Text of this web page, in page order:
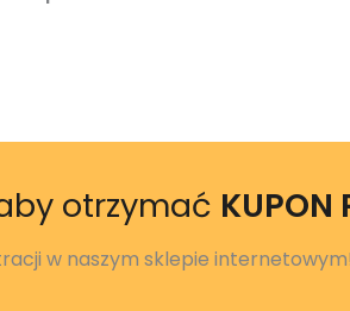
otrzymać KUPON
w naszym sklepie